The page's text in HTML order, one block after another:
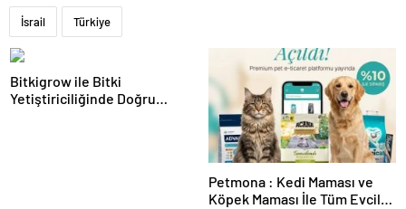
İsrail Türkiye
Bitkigrow ile Bitki
Yetiştiriciliğinde Doğru
Petmona : Kedi Maması ve
Köpek Maması İle Tüm Evcil